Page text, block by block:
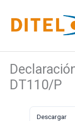
contenido
DT110/P
Descargar